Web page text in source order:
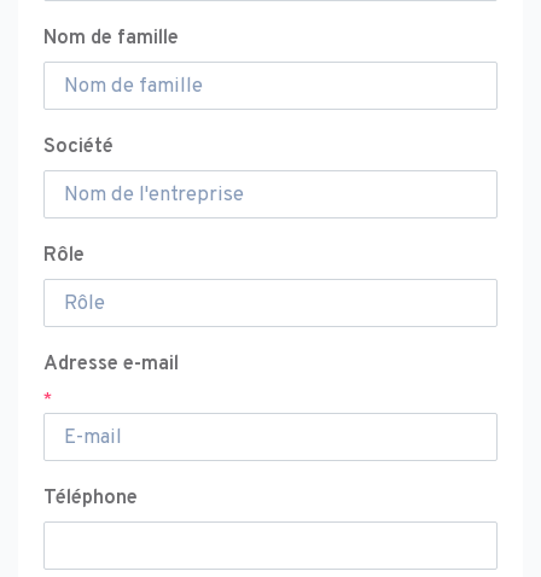
Nom de famille
Société
Rôle
Adresse e-mail
*
Téléphone